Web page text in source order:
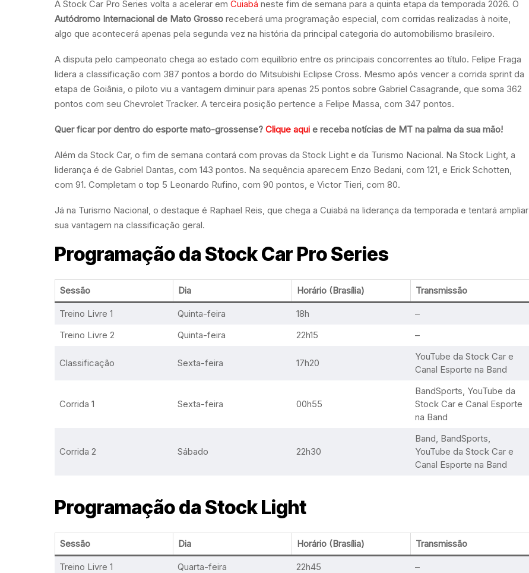
A Stock Car Pro Series volta a acelerar em Cuiabá neste fim de semana para a quinta etapa da temporada 2026. O
Autódromo Internacional de Mato Grosso receberá uma programação especial, com corridas realizadas à noite,
algo que acontecerá apenas pela segunda vez na história da principal categoria do automobilismo brasileiro.
A disputa pelo campeonato chega ao estado com equilíbrio entre os principais concorrentes ao título. Felipe Fraga
lidera a classificação com 387 pontos a bordo do Mitsubishi Eclipse Cross. Mesmo após vencer a corrida sprint da
etapa de Goiânia, o piloto viu a vantagem diminuir para apenas 25 pontos sobre Gabriel Casagrande, que soma 362
pontos com seu Chevrolet Tracker. A terceira posição pertence a Felipe Massa, com 347 pontos.
Quer ficar por dentro do esporte mato-grossense? Clique aqui e receba notícias de MT na palma da sua mão!
Além da Stock Car, o fim de semana contará com provas da Stock Light e da Turismo Nacional. Na Stock Light, a
liderança é de Gabriel Dantas, com 143 pontos. Na sequência aparecem Enzo Bedani, com 121, e Erick Schotten,
com 91. Completam o top 5 Leonardo Rufino, com 90 pontos, e Victor Tieri, com 80.
Já na Turismo Nacional, o destaque é Raphael Reis, que chega a Cuiabá na liderança da temporada e tentará ampliar
sua vantagem na classificação geral.
Programação da Stock Car Pro Series
Sessão Dia Horário (Brasília) Transmissão
Treino Livre 1 Quinta-feira 18h
–
Treino Livre 2
Quinta-feira 22h15 –
Classificação Sexta-feira 17h20
YouTube da Stock Car e
Canal Esporte na Band
Corrida 1 Sexta-feira 00h55
BandSports, YouTube da
Stock Car e Canal Esporte
na Band
Corrida 2 Sábado 22h30
Band, BandSports,
YouTube da Stock Car e
Canal Esporte na Band
Programação da Stock Light
Sessão Dia Horário (Brasília) Transmissão
Treino Livre 1 Quarta-feira 22h45
–